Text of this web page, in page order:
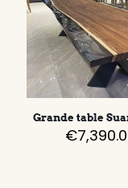
Grande table
€